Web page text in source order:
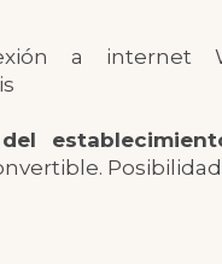
a internet